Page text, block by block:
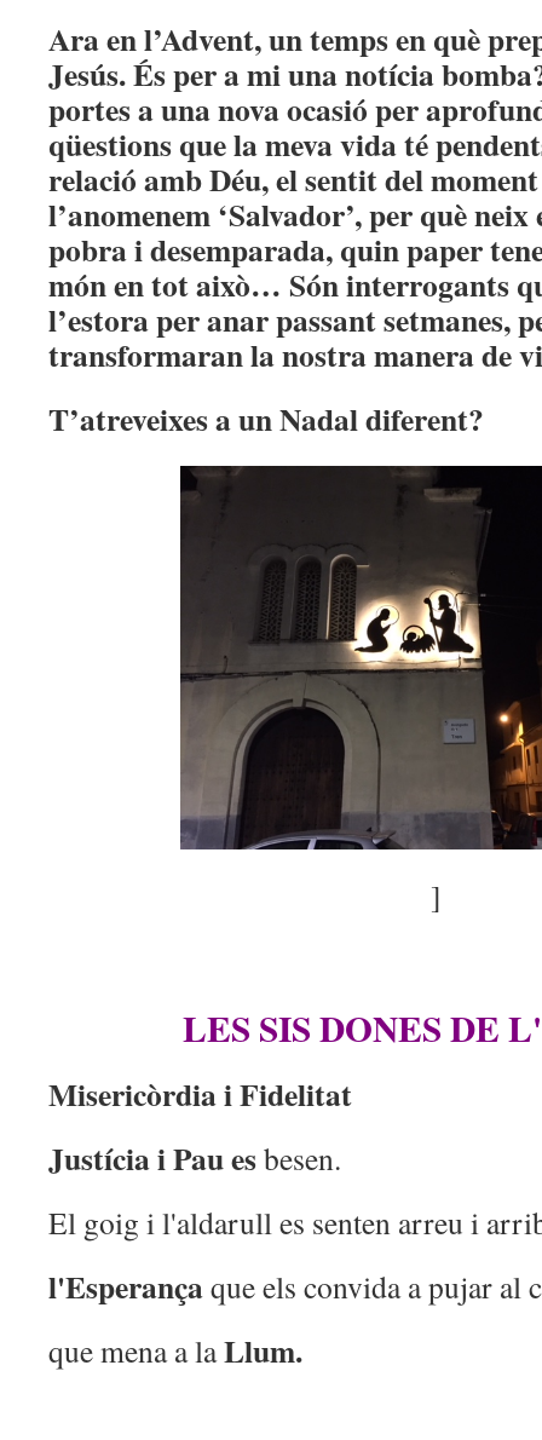
Ara en l’Advent, un temps en què
Jesús. És per a mi una notícia
portes a una nova ocasió per
qüestions que la meva vida té
relació amb Déu, el sentit del
l’anomenem ‘Salvador’, per què
pobra i desemparada, quin paper
món en tot això… Són interrogants
l’estora per anar passant setmanes,
transformaran la nostra manera de
T’atreveixes a un Nadal diferent?
]
LES SIS DONES DE
Misericòrdia i Fidelitat
Justícia i Pauesbesen.
El goig i l'aldarull es senten arreu i
l'Esperançaque els convida a pujar al
que mena a laLlum.